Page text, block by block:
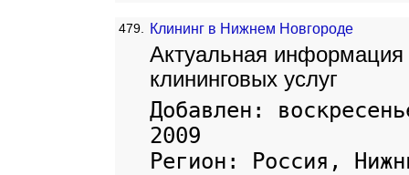
479. Клининг в Нижнем Новгороде
Актуальная
клининговых услуг
Добавлен:
2009
Регион: Россия,